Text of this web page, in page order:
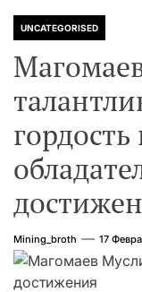
UNCATEGORISED
Mining_broth 17